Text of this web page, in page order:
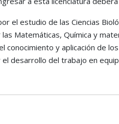
el estudio de las Ciencias
Matemáticas, Química y
conocimiento y aplicación de
desarrollo del trabajo en